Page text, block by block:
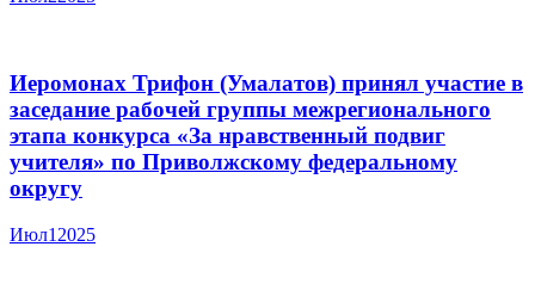
Иеромонах Трифон (Умалатов) принял участие в
заседание рабочей группы межрегионального
этапа конкурса «За нравственный подвиг
учителя» по Приволжскому федеральному
округу
Июл1 2025